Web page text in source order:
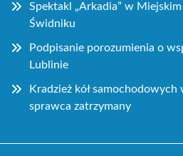
Spektakl „Arkadia” w
Świdniku
Podpisanie porozumienia o
Lublinie
Kradzież kół
sprawca zatrzymany